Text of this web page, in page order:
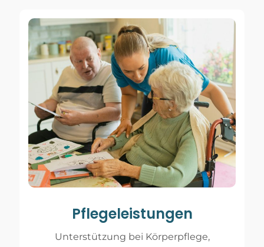
Pflegeleistungen
Unterstützung bei Körperpflege,